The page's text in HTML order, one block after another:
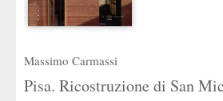
Massimo Carmassi
Pisa. Ricostruzione di San